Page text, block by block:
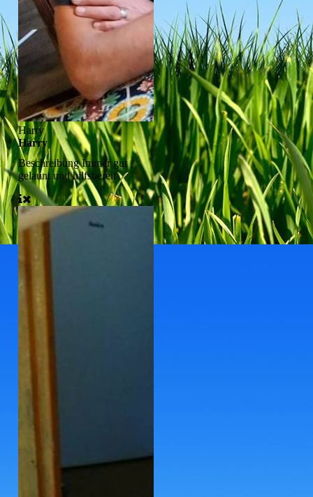
Harry
Harry
BeschreibungImmer gut
gelaunt und hilfsbereit